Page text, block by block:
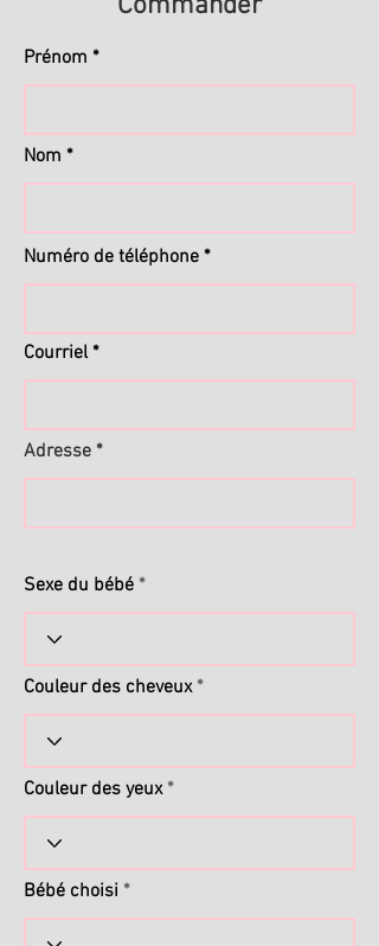
Prénom
Nom
Numéro de téléphone
Courriel
Adresse
Sexe du bébé
Couleur des cheveux
Couleur des yeux
Bébé choisi